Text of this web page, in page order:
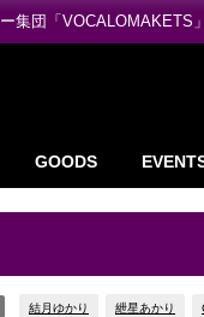
集団「VOCALOMAKETS
GOODS
結月ゆかり 紲星あかり